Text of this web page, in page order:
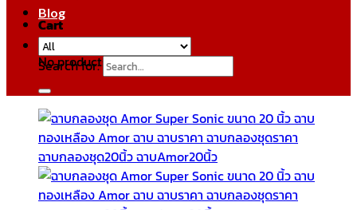
Cart
No products in the cart.
Blog
Search for: